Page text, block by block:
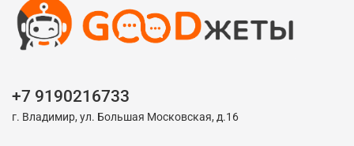
+7 9190216733
г. Владимир, ул. Большая Московская, д.16